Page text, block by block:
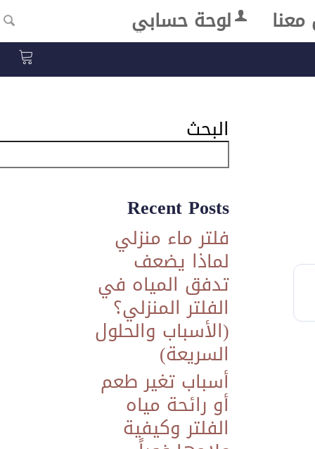
لوحة حسابي
البحث
Recent Posts
فلتر ماء منزلي
لماذا يضعف
تدفق المياه في
الفلتر المنزلي؟
(الأسباب والحلول
السريعة)
أسباب تغير طعم
أو رائحة مياه
الفلتر وكيفية